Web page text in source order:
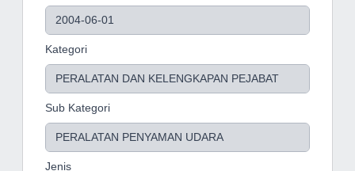
Kategori
Sub Kategori
Jenis